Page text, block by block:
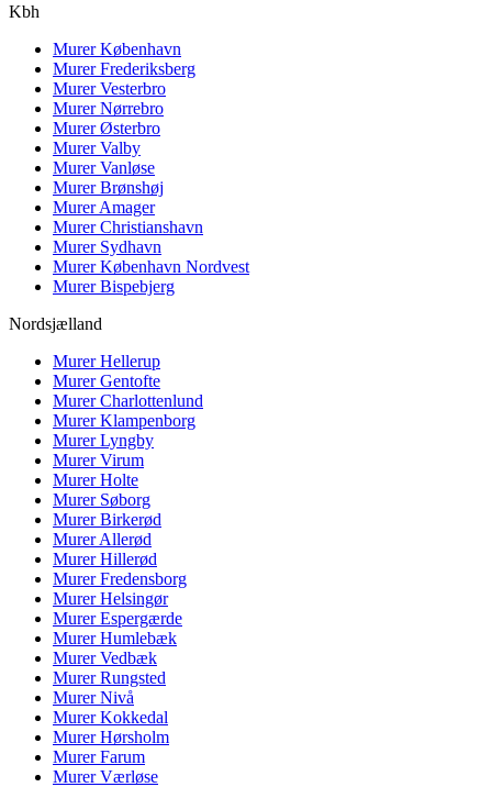
Kbh
MurerKøbenhavn
MurerFrederiksberg
MurerVesterbro
MurerNørrebro
MurerØsterbro
MurerValby
MurerVanløse
MurerBrønshøj
MurerAmager
MurerChristianshavn
Murer Sydhavn
MurerKøbenhavn Nordvest
MurerBispebjerg
Nordsjælland
MurerHellerup
MurerGentofte
MurerCharlottenlund
MurerKlampenborg
MurerLyngby
MurerVirum
MurerHolte
Murer Søborg
MurerBirkerød
MurerAllerød
MurerHillerød
MurerFredensborg
MurerHelsingør
MurerEspergærde
MurerHumlebæk
MurerVedbæk
MurerRungsted
MurerNivå
MurerKokkedal
MurerHørsholm
MurerFarum
MurerVærløse